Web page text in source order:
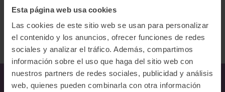
Esta página web usa cookies
Las cookies de este sitio web se usan para personalizar
el contenido y los anuncios, ofrecer funciones de redes
sociales y analizar el tráfico. Además, compartimos
información sobre el uso que haga del sitio web con
nuestros partners de redes sociales, publicidad y análisis
web, quienes pueden combinarla con otra información
Página web:
Volver al listado